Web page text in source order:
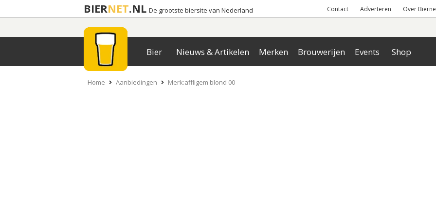
BIERNET.NL De grootste biersite van Nederland Contact Adverteren Over
Bier Nieuws & Artikelen Merken Brouwerijen Events Shop
Home Aanbiedingen Merk:affligem blond 00